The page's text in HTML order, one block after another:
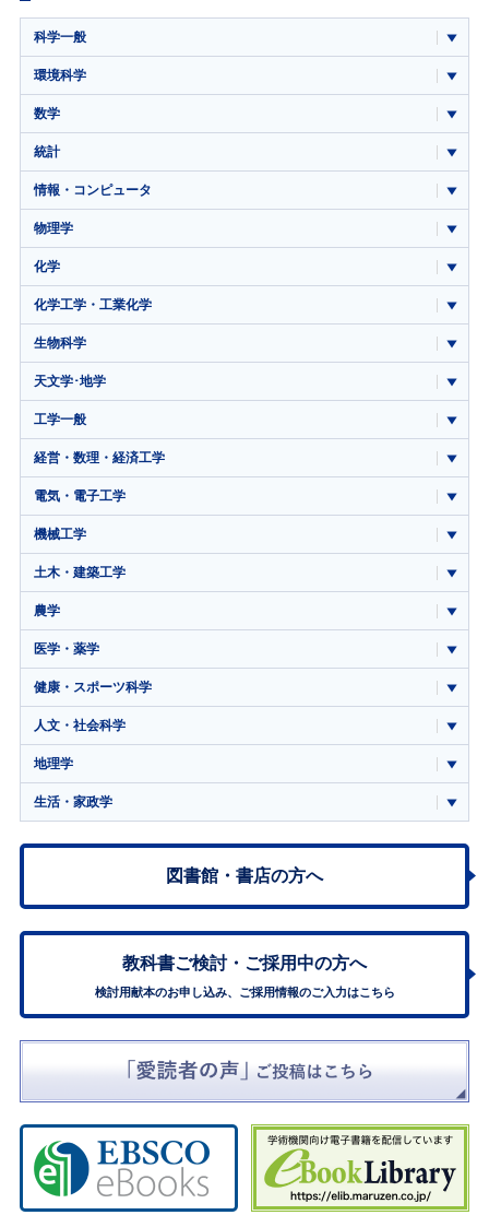
科学一般
環境科学
数学
統計
情報・コンピュータ
物理学
化学
化学工学・工業化学
生物科学
天文学･地学
工学一般
経営・数理・経済工学
電気・電子工学
機械工学
土木・建築工学
農学
医学・薬学
健康・スポーツ科学
人文・社会科学
地理学
生活・家政学
図書館・書店の方へ
教科書ご検討・ ご採用中の方へ
検討用献本のお申し込み、ご採用情報のご入力はこちら